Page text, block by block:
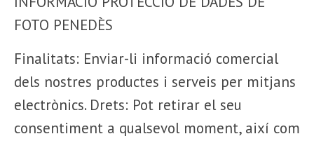
FOTO PENEDÈS
Finalitats: Enviar-li informació comercial
dels nostres productes i serveis per mitjans
electrònics. Drets: Pot retirar el seu
consentiment a qualsevol moment, així com